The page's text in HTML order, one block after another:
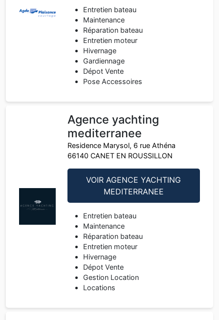
Entretien bateau
Maintenance
Réparation bateau
Entretien moteur
Hivernage
Gardiennage
Dépot Vente
Pose Accessoires
Agence yachting
mediterranee
Residence Marysol, 6 rue Athéna
66140 CANET EN ROUSSILLON
VOIR AGENCE YACHTING
MEDITERRANEE
Entretien bateau
Maintenance
Réparation bateau
Entretien moteur
Hivernage
Dépot Vente
Gestion Location
Locations